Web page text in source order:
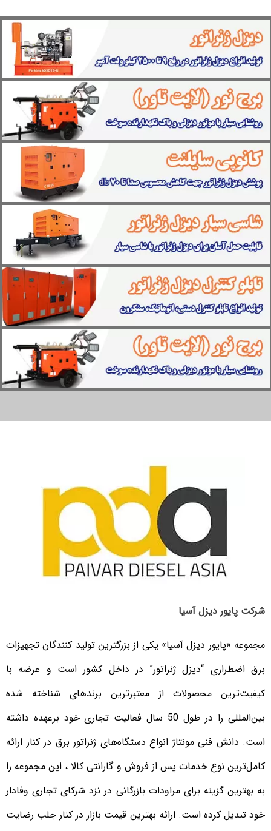
شرکت پایور دیزل آسیا
مجموعه «پایور دیزل آسیا» یکی از بزرگترین تولید کنندگان تجهیزات
برق اضطراری “دیزل ژنراتور” در داخل کشور است و عرضه با
کیفیت‌ترین محصولات از معتبرترین برندهای شناخته شده
بین‌المللی را در طول 50 سال فعالیت تجاری خود برعهده داشته
است. دانش فنی مونتاژ انواع دستگاه‌های ژنراتور برق در کنار ارائه
کامل‌ترین نوع خدمات پس از فروش و گارانتی کالا ، این مجموعه را
به بهترین گزینه برای مراودات بازرگانی در نزد شرکای تجاری وفادار
خود تبدیل کرده است. ارائه بهترین قیمت بازار در کنار جلب رضایت